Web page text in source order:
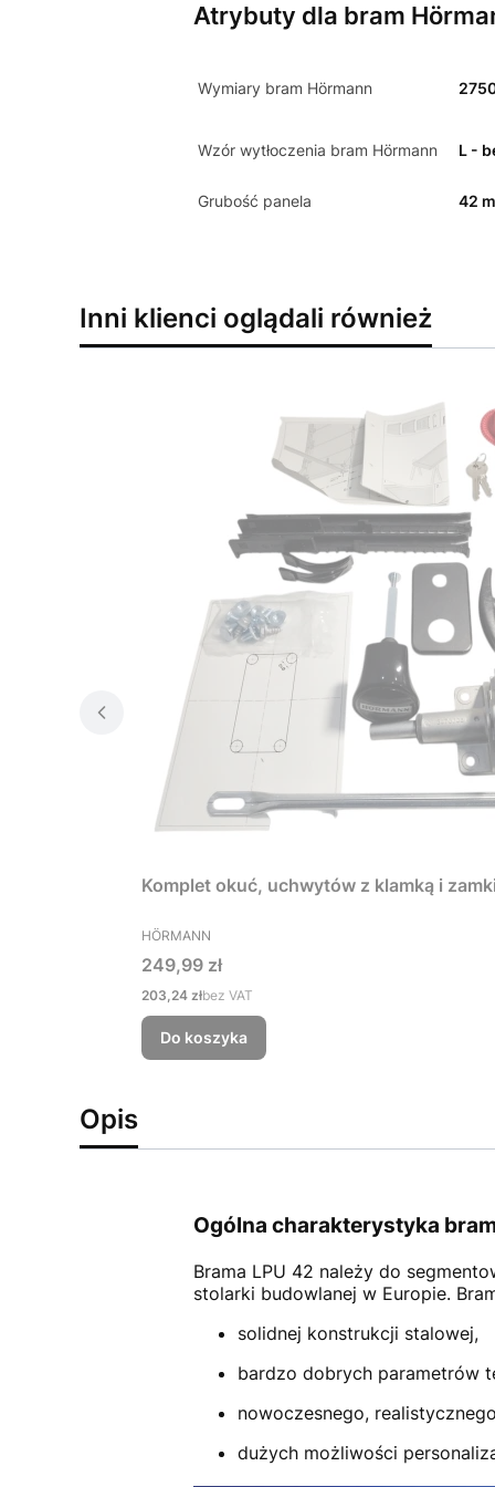
Atrybuty dla bram
Wymiary bram Hörmann
Wzór wytłoczenia bram Hörmann L -
Grubość panela 42
Inni klienci oglądali również
Komplet okuć, uchwytów z klamką i
PRODUCENT
HÖRMANN
Cena
249,99 zł
Cena
203,24 złbez VAT
Do koszyka
Opis
Ogólna charakterystyka
Brama LPU 42 należy do
stolarki budowlanej w Europie.
solidnej konstrukcji stalowej,
bardzo dobrych parametrów
nowoczesnego,
dużych możliwości